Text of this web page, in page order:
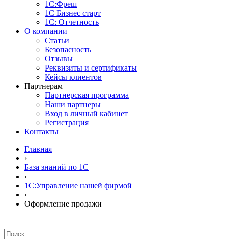
1С:Фреш
1С Бизнес старт
1С: Отчетность
О компании
Статьи
Безопасность
Отзывы
Реквизиты и сертификаты
Кейсы клиентов
Партнерам
Партнерская программа
Наши партнеры
Вход в личный кабинет
Регистрация
Контакты
Главная
›
База знаний по 1С
›
1С:Управление нашей фирмой
›
Оформление продажи